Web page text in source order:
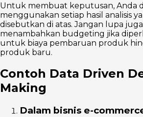
Untuk membuat keputusan, Anda
menggunakan setiap hasil analisis
disebutkan di atas. Jangan lupa
menambahkan budgeting jika
untuk biaya pembaruan produk
produk baru.
Contoh Data Driven
Making
Dalam bisnis e-